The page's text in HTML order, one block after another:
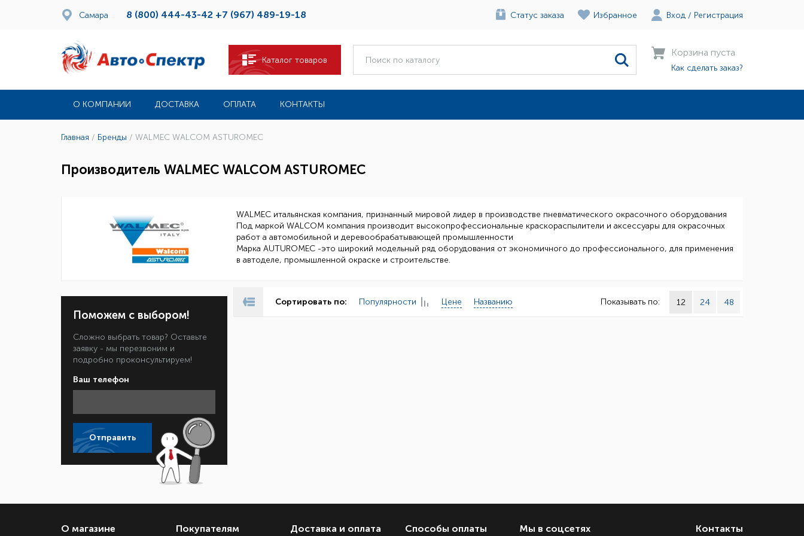
Самара 8 (800) 444-43-42 +7 (967) 489-19-18 Статус заказа Избранное Вход / Регистрация
Каталог товаров
Корзина пуста
Как сделать заказ?
О КОМПАНИИ ДОСТАВКА ОПЛАТА КОНТАКТЫ
Главная / Бренды / WALMEC WALCOM ASTUROMEC
Производитель WALMEC WALCOM ASTUROMEC
WALMEC итальянская компания, признанный мировой лидер в производстве пневматического окрасочного оборудования
Под маркой WALCOM компания производит высокопрофессиональные краскораспылители и аксессуары для окрасочных
работ а автомобильной и деревообрабатывающей промышленности
Марка AUTUROMEC -это широкий модельный ряд оборудования от экономичного до профессионального, для применения
в автоделе, промышленной окраске и строительстве.
Поможем с выбором!
Сложно выбрать товар? Оставьте
заявку - мы перезвоним и
подробно проконсультируем!
Ваш телефон
Отправить
Сортировать по: Популярности Цене Названию Показывать по: 12 24 48
О магазине Покупателям Доставка и оплата Способы оплаты Мы в соцсетях Контакты